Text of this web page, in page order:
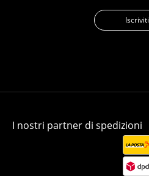
Iscriviti
I nostri partner di spedizioni